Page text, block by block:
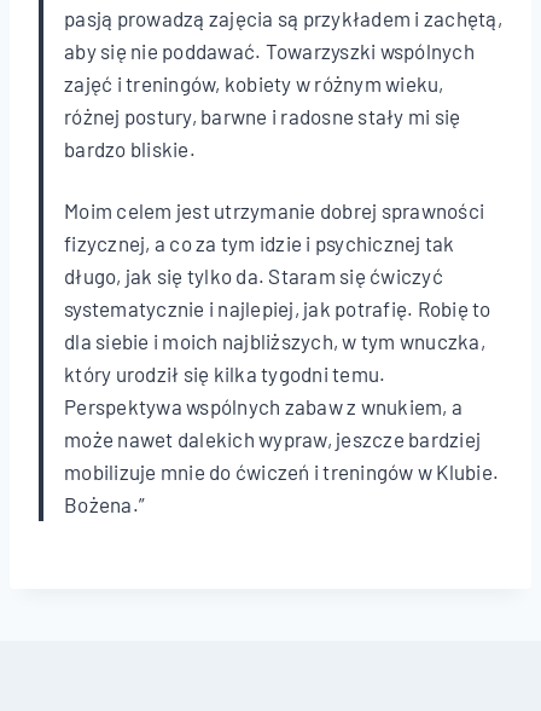
pasją prowadzą zajęcia są przykładem i zachętą,
aby się nie poddawać. Towarzyszki wspólnych
zajęć i treningów, kobiety w różnym wieku,
różnej postury, barwne i radosne stały mi się
bardzo bliskie.
Moim celem jest utrzymanie dobrej sprawności
fizycznej, a co za tym idzie i psychicznej tak
długo, jak się tylko da. Staram się ćwiczyć
systematycznie i najlepiej, jak potrafię. Robię to
dla siebie i moich najbliższych, w tym wnuczka,
który urodził się kilka tygodni temu.
Perspektywa wspólnych zabaw z wnukiem, a
może nawet dalekich wypraw, jeszcze bardziej
mobilizuje mnie do ćwiczeń i treningów w Klubie.
Bożena.”